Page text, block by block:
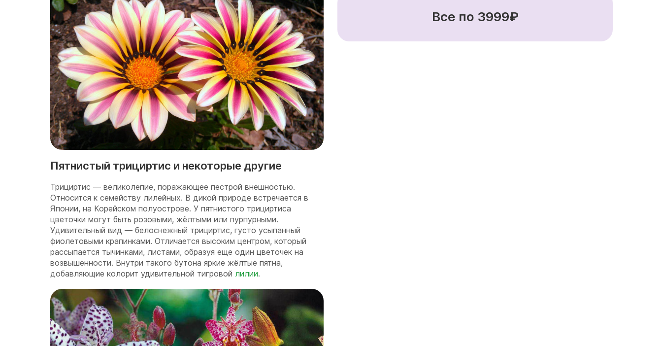
Пятнистый трициртис и некоторые другие
Трициртис — великолепие, поражающее пестрой внешностью.
Относится к семейству лилейных. В дикой природе встречается в
Японии, на Корейском полуострове. У пятнистого трициртиса
цветочки могут быть розовыми, жёлтыми или пурпурными.
Удивительный вид — белоснежный трициртис, густо усыпанный
фиолетовыми крапинками. Отличается высоким центром, который
рассыпается тычинками, листами, образуя еще один цветочек на
возвышенности. Внутри такого бутона яркие жёлтые пятна,
добавляющие колорит удивительной тигровой лилии.
Все по 3999₽